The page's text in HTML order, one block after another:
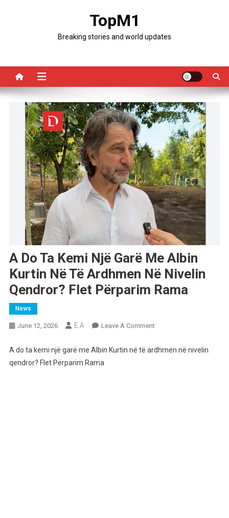
TopM1
Breaking stories and world updates
A Do Ta Kemi Një Garë Me Albin
Kurtin Në Të Ardhmen Në Nivelin
Qendror? Flet Përparim Rama
News
June 12, 2026 E.A Leave A CommentOn
Do
A do ta kemi një garë me Albin Kurtin në të ardhmen në nivelin
qendror? Flet Përparim Rama